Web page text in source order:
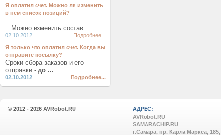
Я оплатил счет. Можно ли изменить
в нем список позиций?
Можно изменить состав ...
02.10.2012 Подробнее...
Я только что оплатил счет. Когда вы
отправите посылку?
Сроки сбора заказов и его
отправки - до ...
02.10.2012 Подробнее...
© 2012 - 2026 AVRobot.RU
АДРЕС:
AVRobot.RU
SAMARACHIP.RU
г.Самара, пр. Карла Маркса, 185,